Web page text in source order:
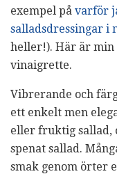
exempel på varför
salladsdressingar i
heller!). Här är min
vinaigrette.
Vibrerande och
ett enkelt men
eller fruktig sallad,
spenat sallad.
smak genom örter